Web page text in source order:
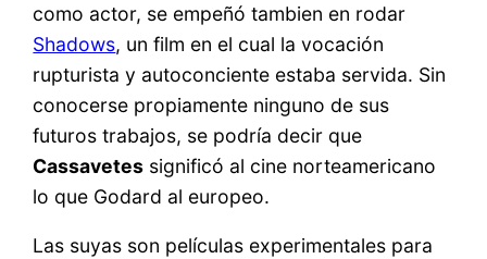
como actor, se empeñó tambien en rodar
Shadows, un film en el cual la vocación
rupturista y autoconciente estaba servida. Sin
conocerse propiamente ninguno de sus
futuros trabajos, se podría decir que
Cassavetes significó al cine norteamericano
lo que Godard al europeo.
Las suyas son películas experimentales para